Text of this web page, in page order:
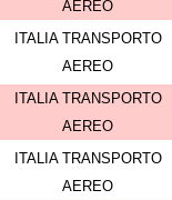
AEREO
ITALIA TRANSPORTO
AEREO
ITALIA TRANSPORTO
AEREO
ITALIA TRANSPORTO
AEREO